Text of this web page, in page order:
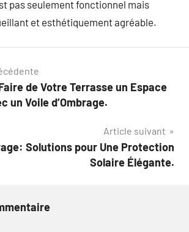
pas seulement fonctionnel mais
et esthétiquement agréable.
de Votre Terrasse un Espace
un Voile d’Ombrage.
Article suivant
Solutions pour Une Protection
Solaire Élégante.